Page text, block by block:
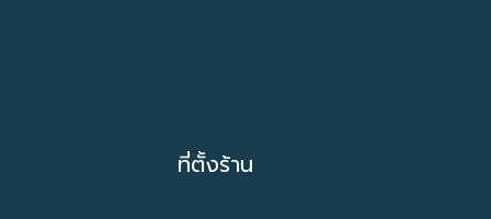
ที่ตั้งร้าน